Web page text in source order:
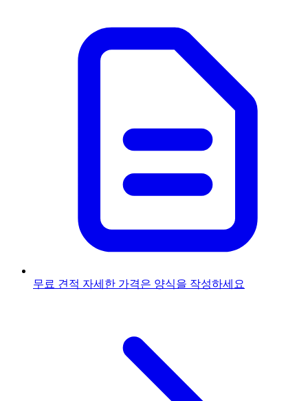
무료 견적 자세한 가격은 양식을 작성하세요